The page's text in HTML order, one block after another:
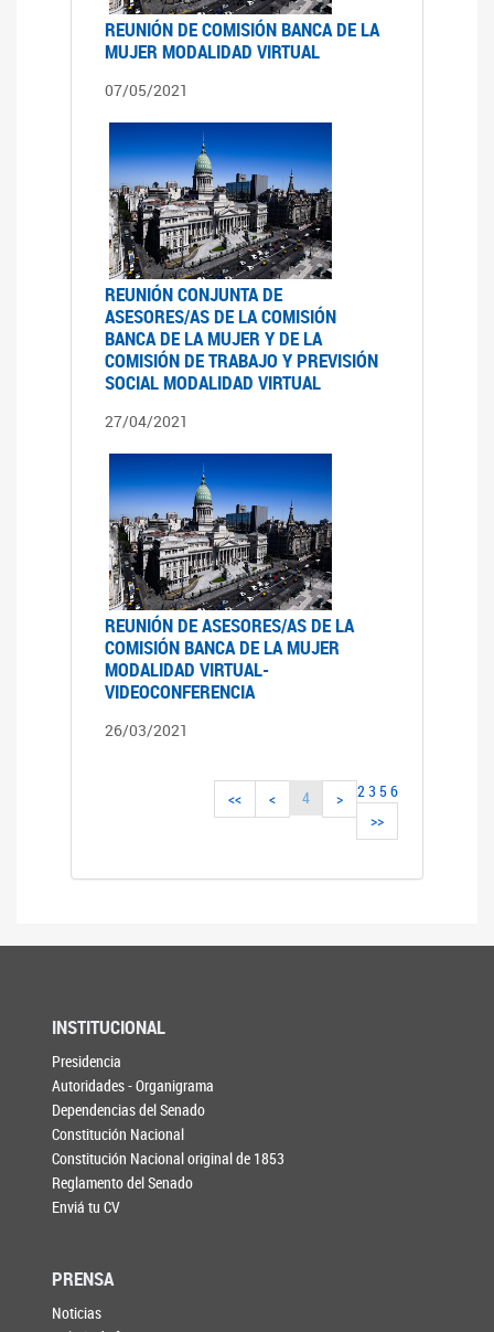
REUNIÓN DE COMISIÓN BANCA DE LA
MUJER MODALIDAD VIRTUAL
07/05/2021
REUNIÓN CONJUNTA DE
ASESORES/AS DE LA COMISIÓN
BANCA DE LA MUJER Y DE LA
COMISIÓN DE TRABAJO Y PREVISIÓN
SOCIAL MODALIDAD VIRTUAL
27/04/2021
REUNIÓN DE ASESORES/AS DE LA
COMISIÓN BANCA DE LA MUJER
MODALIDAD VIRTUAL-
VIDEOCONFERENCIA
26/03/2021
<< < 23
4 56
>
>>
INSTITUCIONAL
Presidencia
Autoridades - Organigrama
Dependencias del Senado
Constitución Nacional
Constitución Nacional original de 1853
Reglamento del Senado
Enviá tu CV
PRENSA
Noticias